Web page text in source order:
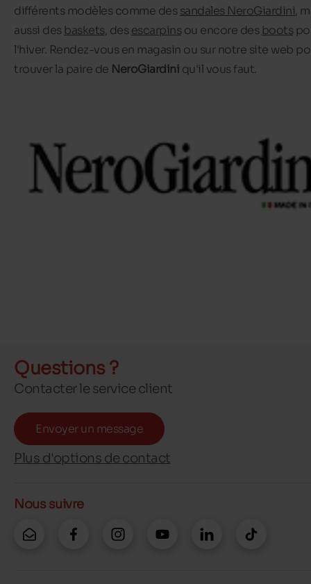
différents modèles comme dessandales NeroGiardini,
aussi des baskets, desescarpinsou encore des boots
l'hiver. Rendez-vous en magasin ou sur notre site web
trouver la paire de NeroGiardini qu'il vous faut.
Questions ?
Contacter le service client
Envoyer un message
Plus d'options de contact
Nous suivre